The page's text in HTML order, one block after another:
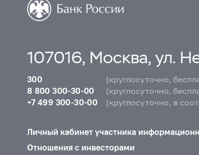
107016, Москва, ул.
300
(круглосуточно,
8 800 300-30-00
(круглосуточно,
+7 499 300-30-00
(круглосуточно, в
Личный кабинет участника
Отношения с инвесторами